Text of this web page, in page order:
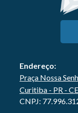
Endereço:
Praça Nossa
Curitiba - PR -
CNPJ: